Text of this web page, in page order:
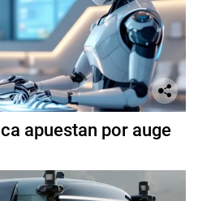
apuestan por auge